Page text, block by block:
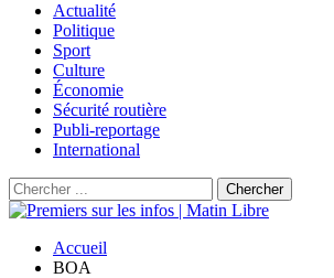
Actualité
Politique
Sport
Culture
Économie
Sécurité routière
Publi-reportage
International
Accueil
BOA